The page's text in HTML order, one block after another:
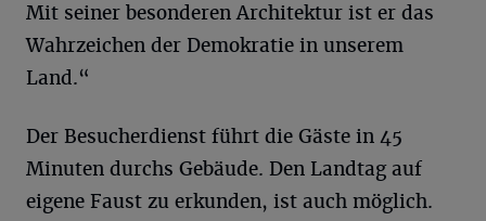
Mit seiner besonderen Architektur ist er das
Wahrzeichen der Demokratie in unserem
Land.“
Der Besucherdienst führt die Gäste in 45
Minuten durchs Gebäude. Den Landtag auf
eigene Faust zu erkunden, ist auch möglich.